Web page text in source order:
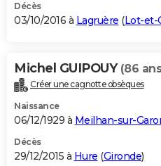
Décès
03/10/2016 à Lagruère (Lot-et-
Michel GUIPOUY (86
Créer une cagnotte obsèques
Naissance
06/12/1929 à Meilhan-sur-
Décès
29/12/2015 à Hure (Gironde)